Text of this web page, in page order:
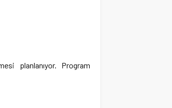
planlanıyor. Program